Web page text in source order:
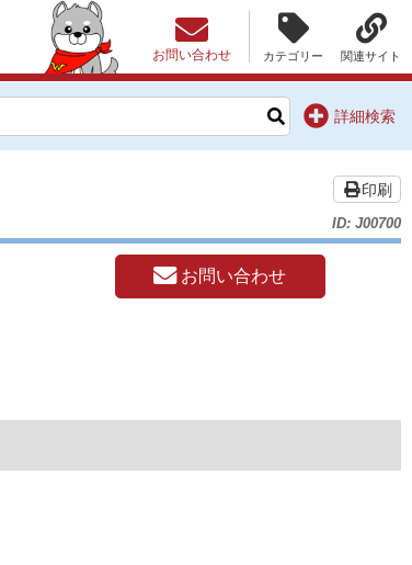
カテゴリー 関連サイト
お問い合わせ
詳細検索
ID: J00700
印刷
お問い合わせ